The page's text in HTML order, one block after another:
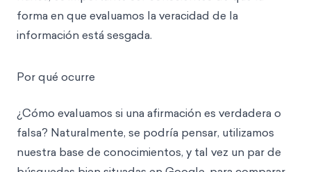
forma en que evaluamos la veracidad de la
información está sesgada.
Por qué ocurre
¿Cómo evaluamos si una afirmación es verdadera o
falsa? Naturalmente, se podría pensar, utilizamos
nuestra base de conocimientos, y tal vez un par de